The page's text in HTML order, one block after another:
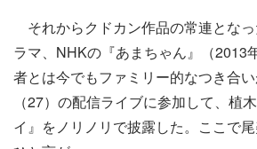
それからクドカン作品の常連とな
ラマ、NHKの『あまちゃん』（2013
者とは今でもファミリー的なつき合
（27）の配信ライブに参加して、植
イ』をノリノリで披露した。ここで